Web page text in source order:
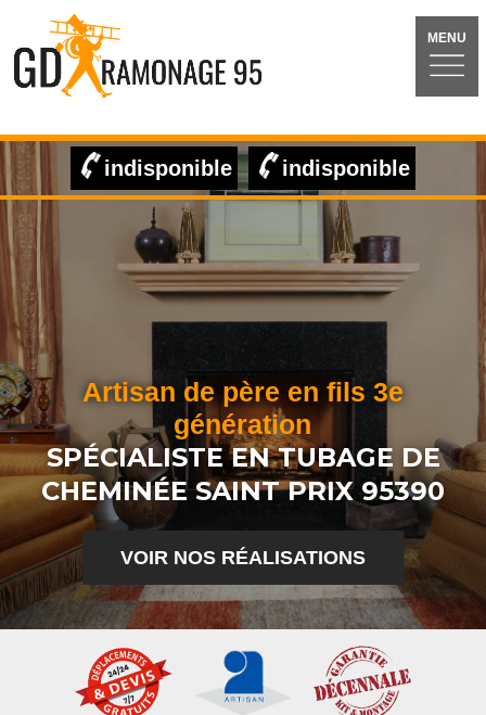
MENU
indisponible indisponible
Artisan de père en fils 3e
génération
SPÉCIALISTE EN TUBAGE DE
CHEMINÉE SAINT PRIX 95390
VOIR NOS RÉALISATIONS